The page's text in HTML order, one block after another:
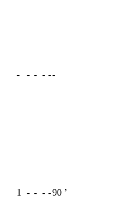
- - - - --
1 - - - -90 ʼ